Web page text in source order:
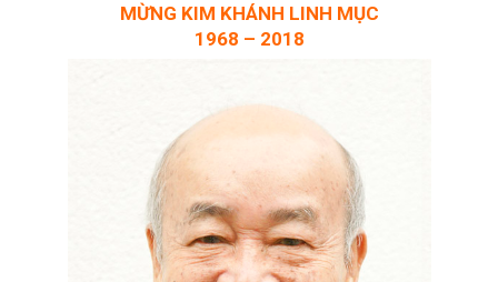
MỪNG KIM KHÁNH LINH MỤC
1968 – 2018